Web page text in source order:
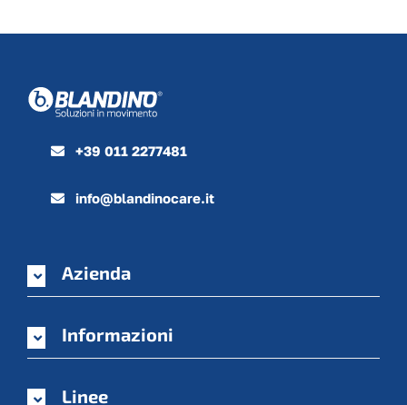
+39 011 2277481
info@blandinocare.it
Azienda
Informazioni
Linee